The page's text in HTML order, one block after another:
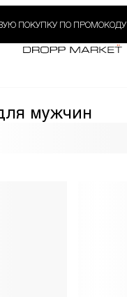
ПОКУПКУ ПО ПРОМОКОДУ
мужчин